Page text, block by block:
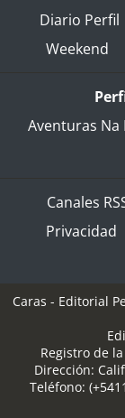
Diario Perfil
Weekend
Aventuras Na
Canales
Privacidad
Caras - Editorial
Registro de
Dirección:
Teléfono: